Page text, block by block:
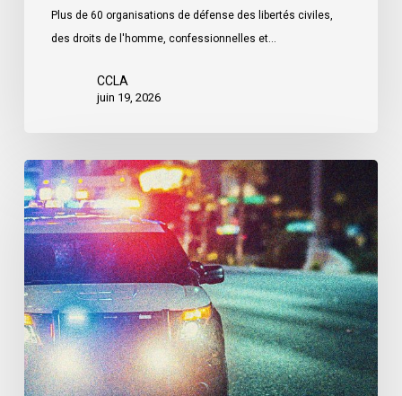
Plus de 60 organisations de défense des libertés civiles,
des droits de l'homme, confessionnelles et…
CCLA
juin 19, 2026
Le
LDL
et
le
CCLA
réclament
la
création
d’une
commission